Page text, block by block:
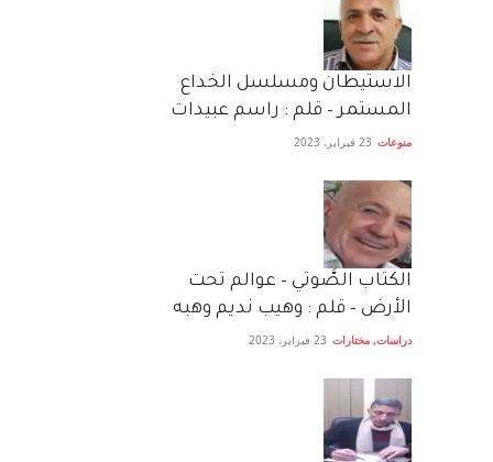
الاستيطان ومسلسل الخداع
المستمر – قلم : راسم عبيدات
منوعات 23 فبراير، 2023
الكتاب الصَّوتي – عوالم تحت
الأرض – قلم : وهيب نديم وهبه
دراسات, مختارات 23 فبراير، 2023